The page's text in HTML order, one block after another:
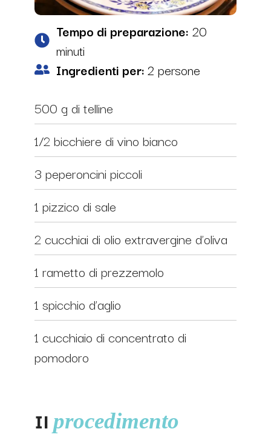
Il procedimento
Tempo di preparazione: 20
minuti
Ingredienti per:2 persone
500 g di telline
1/2 bicchiere di vino bianco
3 peperoncini piccoli
1 pizzico di sale
2 cucchiai di olio extravergine d’oliva
1 rametto di prezzemolo
1 spicchio d’aglio
1 cucchiaio di concentrato di
pomodoro